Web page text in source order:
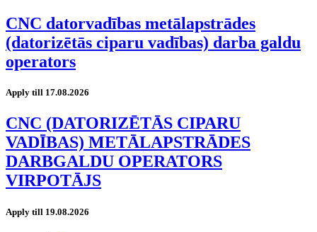
CNC datorvadības metālapstrādes
(datorizētās ciparu vadības) darba galdu
operators
Apply till 17.08.2026
CNC (DATORIZĒTĀS CIPARU
VADĪBAS) METĀLAPSTRĀDES
DARBGALDU OPERATORS
VIRPOTĀJS
Apply till 19.08.2026